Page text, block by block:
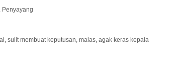
Penyayang
sulit membuat keputusan, malas, agak keras kepala